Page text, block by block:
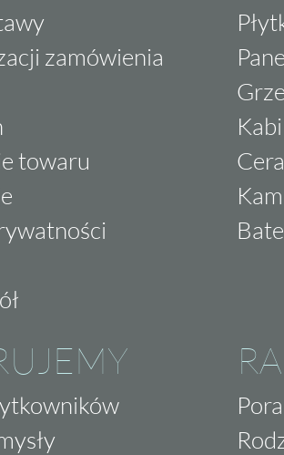
zamówienia
towaru